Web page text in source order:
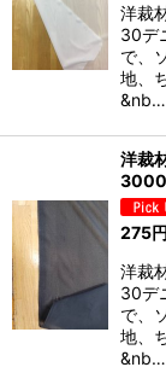
洋裁
30デ
で、
地、
&nb…
洋裁
275円
洋裁
30デ
で、
地、
&nb…